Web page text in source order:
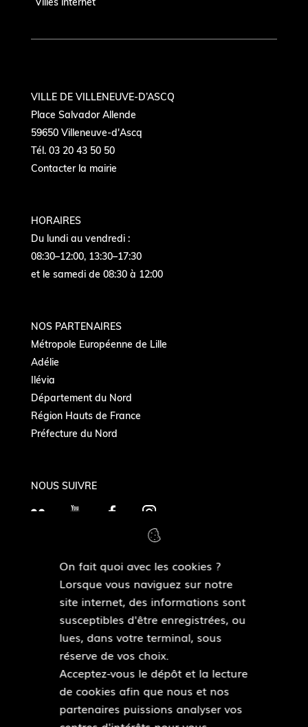
On fait quoi avec les cookies ?
Lorsque vous naviguez sur notre
site internet, des informations sont
susceptibles d'être enregistrées, ou
lues, dans votre terminal, sous
réserve de vos choix.
Acceptez-vous le dépôt et la lecture
de cookies afin que nous et nos
partenaires puissions analyser vos
VILLE DE VILLENEUVE-D’ASCQ
Place Salvador Allende
59650 Villeneuve-d'Ascq
Tél. 03 20 43 50 50
Contacter la mairie
HORAIRES
Du lundi au vendredi :
08:30–12:00, 13:30–17:30
et le samedi de 08:30 à 12:00
NOS PARTENAIRES
Métropole Européenne de Lille
Adélie
Ilévia
Département du Nord
Région Hauts de France
Préfecture du Nord
NOUS SUIVRE
F
Y
T
u
b
e
F
e
b
o
o
k
I
t
a
g
r
a
m
MAIRIES DE QUARTIERS
Découvrir les mairies de quartiers
ESPACE PRESSE
Accéder à l’espace presse
Pied
Plan du site